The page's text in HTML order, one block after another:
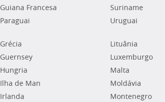
Guiana Francesa
Paraguai
Suriname
Uruguai
Grécia
Guernsey
Hungria
Ilha de Man
Irlanda
Lituânia
Luxemburgo
Malta
Moldávia
Montenegro